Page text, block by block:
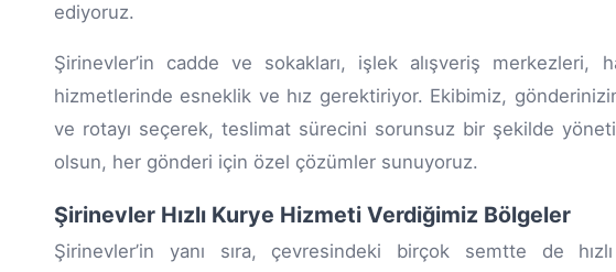
ediyoruz.
Şirinevler’in cadde ve sokakları, işlek alışveriş
hizmetlerinde esneklik ve hız gerektiriyor. Ekibimiz,
ve rotayı seçerek, teslimat sürecini sorunsuz bir şekilde
olsun, her gönderi için özel çözümler sunuyoruz.
Şirinevler Hızlı Kurye Hizmeti Verdiğimiz Bölgeler
Şirinevler’in yanı sıra, çevresindeki birçok semtte de